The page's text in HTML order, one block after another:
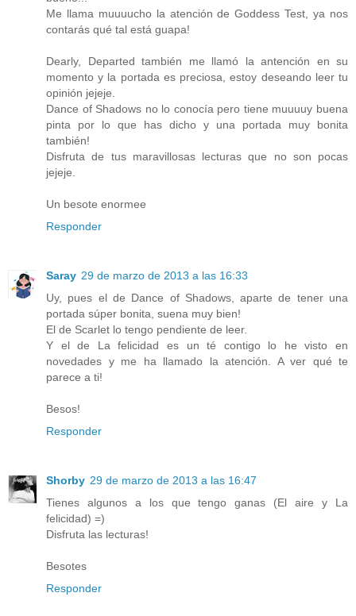
Me llama muuuucho la atención de Goddess Test, ya nos
contarás qué tal está guapa!
Dearly, Departed también me llamó la antención en su
momento y la portada es preciosa, estoy deseando leer tu
opinión jejeje.
Dance of Shadows no lo conocía pero tiene muuuuy buena
pinta por lo que has dicho y una portada muy bonita
también!
Disfruta de tus maravillosas lecturas que no son pocas
jejeje.
Un besote enormee
Responder
Saray 29 de marzo de 2013 a las 16:33
Uy, pues el de Dance of Shadows, aparte de tener una
portada súper bonita, suena muy bien!
El de Scarlet lo tengo pendiente de leer.
Y el de La felicidad es un té contigo lo he visto en
novedades y me ha llamado la atención. A ver qué te
parece a ti!
Besos!
Responder
Shorby 29 de marzo de 2013 a las 16:47
Tienes algunos a los que tengo ganas (El aire y La
felicidad) =)
Disfruta las lecturas!
Besotes
Responder